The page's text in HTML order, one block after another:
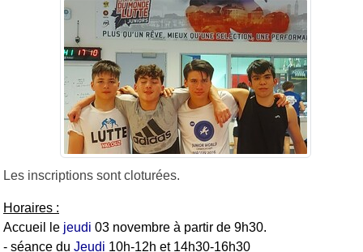
Les inscriptions sont cloturées.
Horaires :
Accueil le jeudi 03 novembre à partir de 9h30.
- séance du Jeudi 10h-12h et 14h30-16h30